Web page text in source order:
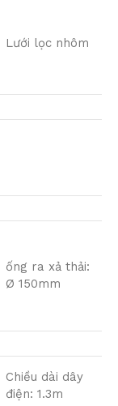
Lưới lọc nhôm
ống ra xả thải:
Ø 150mm
Chiều dài dây
điện: 1.3m